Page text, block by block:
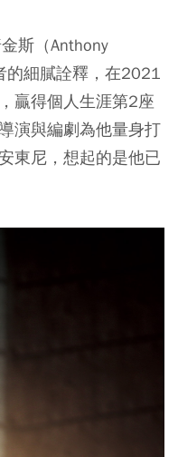
斯（Anthony
的細膩詮釋，在2021
贏得個人生涯第2座
演與編劇為他量身打
東尼，想起的是他已